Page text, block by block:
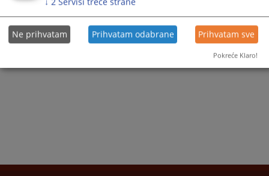
Ne prihvatam Prihvatam odabrane Prihvatam sve
Pokreće Klaro!